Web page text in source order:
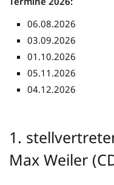
06.08.2026
03.09.2026
01.10.2026
05.11.2026
04.12.2026
1.
Max Weiler